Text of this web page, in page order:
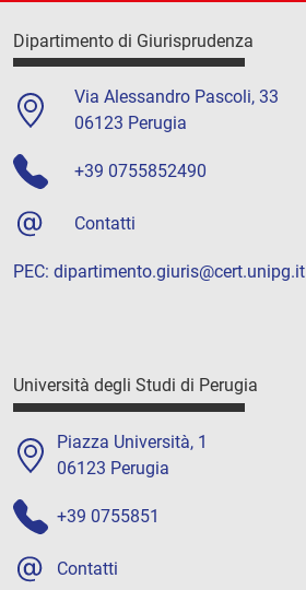
Dipartimento di Giurisprudenza
Via Alessandro Pascoli, 33
06123 Perugia
+39 0755852490
Contatti
PEC: dipartimento.giuris@cert.unipg.it
Università degli Studi di Perugia
Piazza Università, 1
06123 Perugia
+39 0755851
Contatti